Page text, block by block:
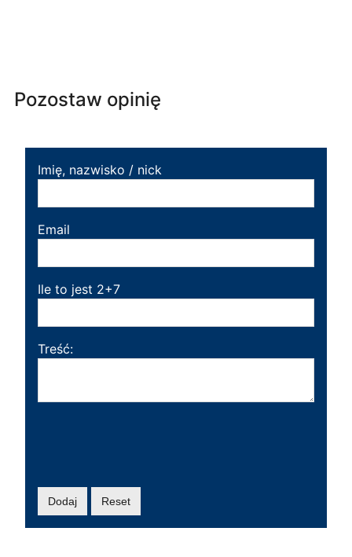
Pozostaw opinię
Imię, nazwisko / nick
Email
Ile to jest 2+7
Treść: